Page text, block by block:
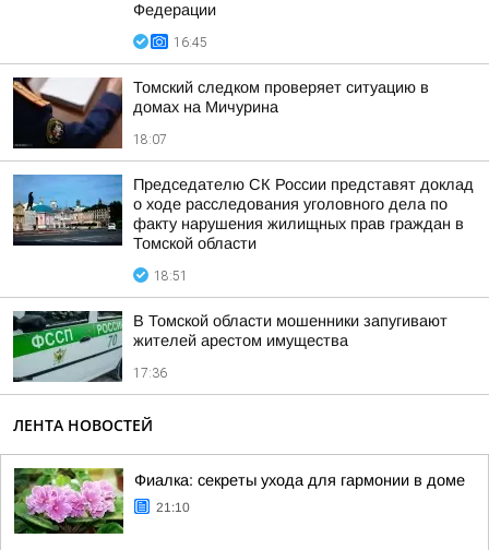
Федерации
16:45
Томский следком проверяет ситуацию в
домах на Мичурина
18:07
Председателю СК России представят доклад
о ходе расследования уголовного дела по
факту нарушения жилищных прав граждан в
Томской области
18:51
В Томской области мошенники запугивают
жителей арестом имущества
17:36
ЛЕНТА НОВОСТЕЙ
Фиалка: секреты ухода для гармонии в доме
21:10